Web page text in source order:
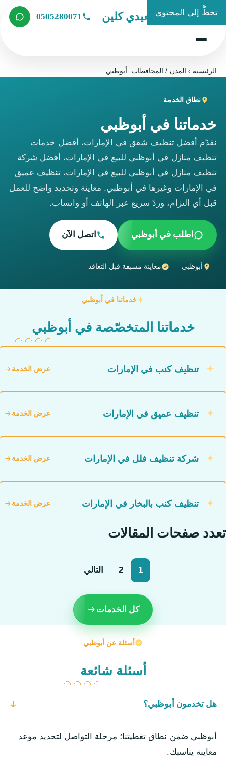
تخطَّ إلى المحتوى
شركة الصعيدي كلين 0505280071
الرئيسية ›المدن / المحافظات: أبوظبي
نطاق الخدمة
خدماتنا في أبوظبي
نقدّم أفضل تنظيف شقق في الإمارات، أفضل خدمات
تنظيف منازل في أبوظبي للبيع في الإمارات، أفضل شركة
تنظيف منازل في أبوظبي للبيع في الإمارات، تنظيف عميق
في الإمارات وغيرها في أبوظبي. معاينة وتحديد واضح للعمل
قبل أي التزام، وردّ سريع عبر الهاتف أو واتساب.
اطلب في أبوظبي اتصل الآن
أبوظبي معاينة مسبقة قبل التعاقد
خدماتنا في أبوظبي
خدماتنا المتخصّصة في أبوظبي
تنظيف كنب في الإمارات عرض الخدمة
تنظيف عميق في الإمارات عرض الخدمة
شركة تنظيف فلل في الإمارات عرض الخدمة
تنظيف كنب بالبخار في الإمارات عرض الخدمة
تعدد صفحات المقالات
1
2 التالي
كل الخدمات
أسئلة عن أبوظبي
أسئلة شائعة
هل تخدمون أبوظبي؟
أبوظبي ضمن نطاق تغطيتنا؛ مرحلة التواصل لتحديد موعد
معاينة يناسبك.